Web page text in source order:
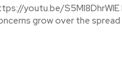
S5Ml8DhrWlE Indonesia has stepped up health screenings at Jakarta’s Soekarno-Hatta International Airport as
grow over the